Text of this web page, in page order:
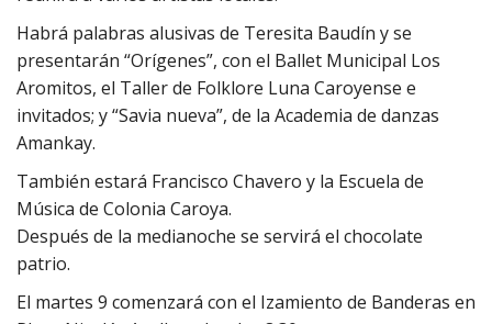
Habrá palabras alusivas de Teresita Baudín y se
presentarán “Orígenes”, con el Ballet Municipal Los
Aromitos, el Taller de Folklore Luna Caroyense e
invitados; y “Savia nueva”, de la Academia de danzas
Amankay.
También estará Francisco Chavero y la Escuela de
Música de Colonia Caroya.
Después de la medianoche se servirá el chocolate
patrio.
El martes 9 comenzará con el Izamiento de Banderas en